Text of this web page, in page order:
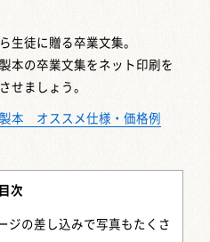
生徒に贈る卒業文集。
本の卒業文集をネット印刷を
せましょう。
本 オススメ仕様・価格例
目次
ジの差し込みで写真もたくさ